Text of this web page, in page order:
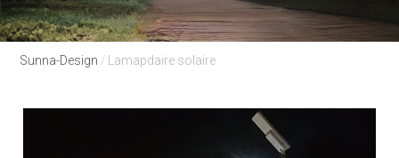
Sunna-Design / Lamapdaire solaire